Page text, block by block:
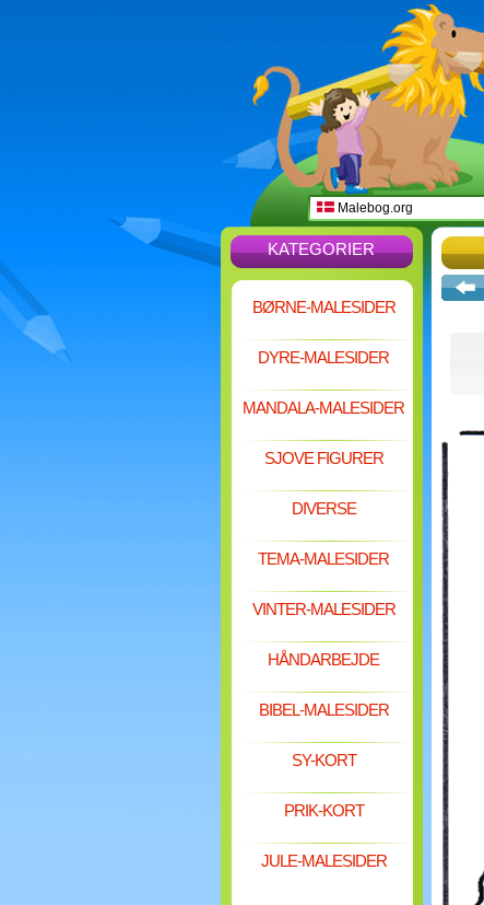
Malebog.org
KATEGORIER
BØRNE-MALESIDER
DYRE-MALESIDER
MANDALA-MALESIDER
SJOVE FIGURER
DIVERSE
TEMA-MALESIDER
VINTER-MALESIDER
HÅNDARBEJDE
BIBEL-MALESIDER
SY-KORT
PRIK-KORT
JULE-MALESIDER